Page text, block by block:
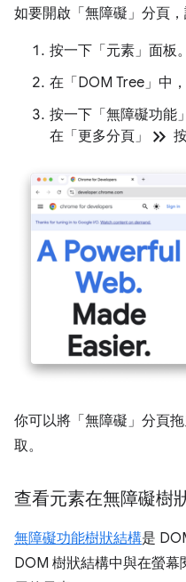
如要開啟「無障礙」 分頁
按一下「元素」 面板。
在「DOM Tree」 中
按一下「無障礙功能」
在「更多分頁」
keyboard_double_arrow_right
你可以將「無障礙」 分頁
取。
查看元素在無障礙樹
無障礙功能樹狀結構是
DOM 樹狀結構中與在螢